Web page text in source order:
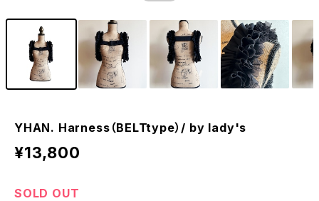
YHAN. Harness（BELTtype）/ by lady's
¥13,800
SOLD OUT